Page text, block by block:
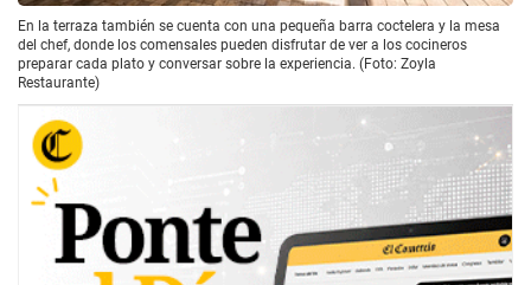
En la terraza también se cuenta con una pequeña barra coctelera y la mesa
del chef, donde los comensales pueden disfrutar de ver a los cocineros
preparar cada plato y conversar sobre la experiencia. (Foto: Zoyla
Restaurante)